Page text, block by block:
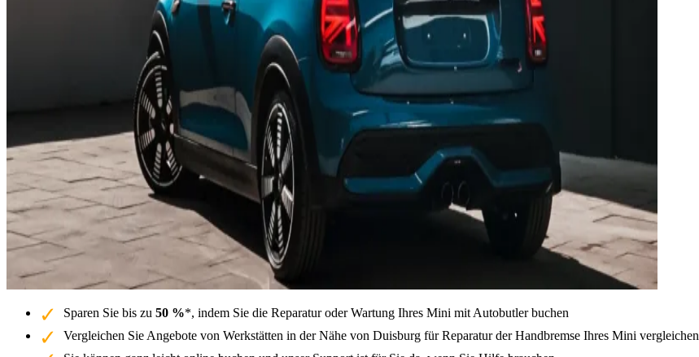
Sparen Sie bis zu 50 %*, indem Sie die Reparatur oder Wartung Ihres Mini mit Autobutler buchen
Vergleichen Sie Angebote von Werkstätten in der Nähe von Duisburg für Reparatur der Handbremse Ihres Mini vergleichen